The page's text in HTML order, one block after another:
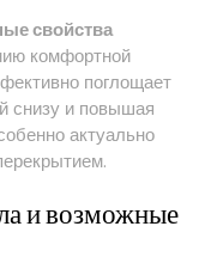
свойства
комфортной
поглощает
снизу и повышая
актуально
и возможные